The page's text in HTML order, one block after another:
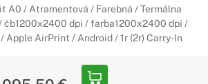
A0 / Atramentová / Farebná / Termálna
dpi / farba1200x2400 dpi /
Apple AirPrint / Android / 1r (2r) Carry-In